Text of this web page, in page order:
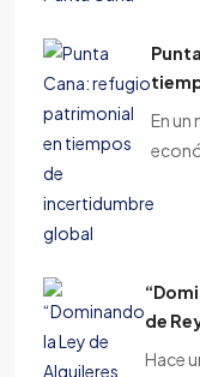
En
de
Hace